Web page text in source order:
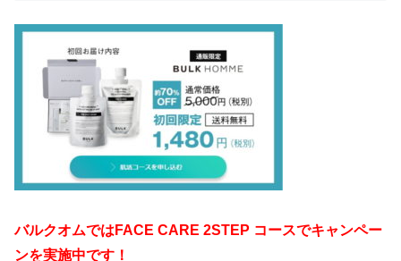
バルクオムではFACE CARE 2STEP コースでキャンペー
ンを実施中です！